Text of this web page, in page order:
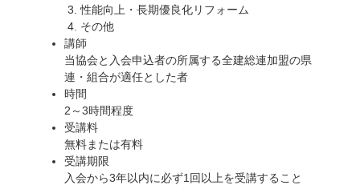
性能向上・長期優良化リフォーム
その他
講師
当協会と入会申込者の所属する全建総連加盟の県
連・組合が適任とした者
時間
2～3時間程度
受講料
無料または有料
受講期限
入会から3年以内に必ず1回以上を受講すること